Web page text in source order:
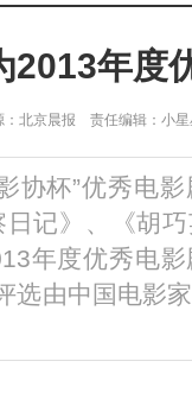
2013年度
北京晨报 责任编辑：小星
协杯”优秀电
记》、《胡
年度优秀
选由中国电影